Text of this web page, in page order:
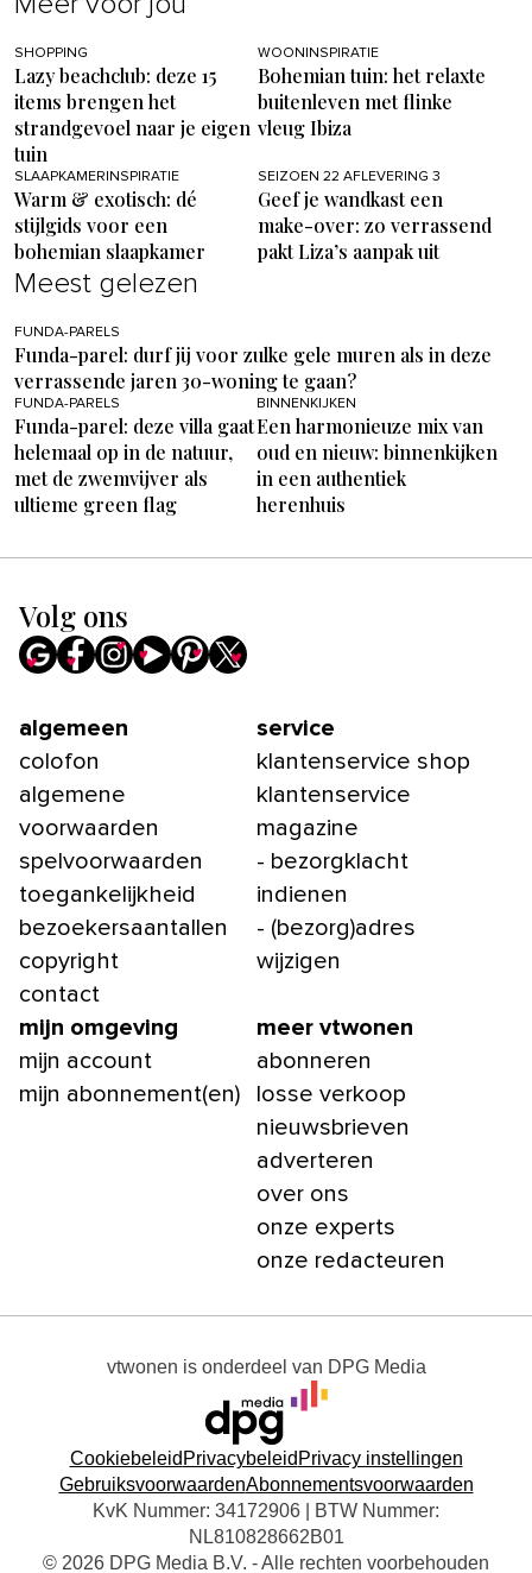
SHOPPING
Lazy beachclub: deze 15
items brengen het
strandgevoel naar je eigen
tuin
WOONINSPIRATIE
Bohemian tuin: het relaxte
buitenleven met flinke
vleug Ibiza
SLAAPKAMERINSPIRATIE
Warm & exotisch: dé
stijlgids voor een
bohemian slaapkamer
SEIZOEN 22 AFLEVERING 3
Geef je wandkast een
make-over: zo verrassend
pakt Liza’s aanpak uit
Meest gelezen
FUNDA-PARELS
Funda-parel: durf jij voor zulke gele muren als in deze
verrassende jaren 30-woning te gaan?
FUNDA-PARELS
Funda-parel: deze villa gaat
helemaal op in de natuur,
met de zwemvijver als
ultieme green flag
BINNENKIJKEN
Een harmonieuze mix van
oud en nieuw: binnenkijken
in een authentiek
herenhuis
Volg ons
algemeen
colofon
algemene
voorwaarden
spelvoorwaarden
toegankelijkheid
bezoekersaantallen
copyright
contact
service
klantenservice shop
klantenservice
magazine
- bezorgklacht
indienen
- (bezorg)adres
wijzigen
mijn omgeving
mijn account
mijn abonnement(en)
meer vtwonen
abonneren
losse verkoop
nieuwsbrieven
adverteren
over ons
onze experts
onze redacteuren
vtwonen is onderdeel van DPG Media
Cookiebeleid Privacybeleid Privacy instellingen
GebruiksvoorwaardenAbonnementsvoorwaarden
KvK Nummer: 34172906 | BTW Nummer:
NL810828662B01
© 2026 DPG Media B.V. - Alle rechten voorbehouden